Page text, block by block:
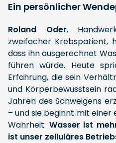
Ein persönlicher
Roland Oder,
zweifacher Krebspatient,
dass ihn ausgerechnet
führen würde. Heute
Erfahrung, die sein
und Körperbewusstsein
Jahren des Schweigens
– und sie beginnt mit
Wahrheit: Wasser ist
ist unser zelluläres